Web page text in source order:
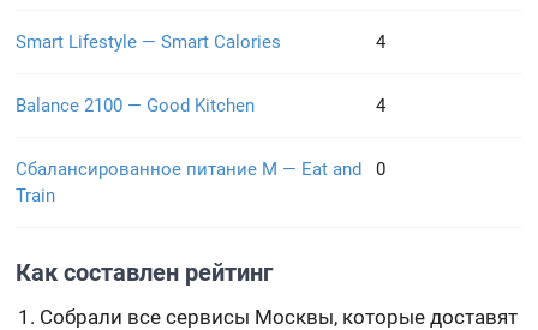
Smart Lifestyle — Smart Calories 4
Balance 2100 — Good Kitchen 4
Сбалансированное питание M — Eat and
Train
0
Как составлен рейтинг
Собрали все сервисы Москвы, которые доставят